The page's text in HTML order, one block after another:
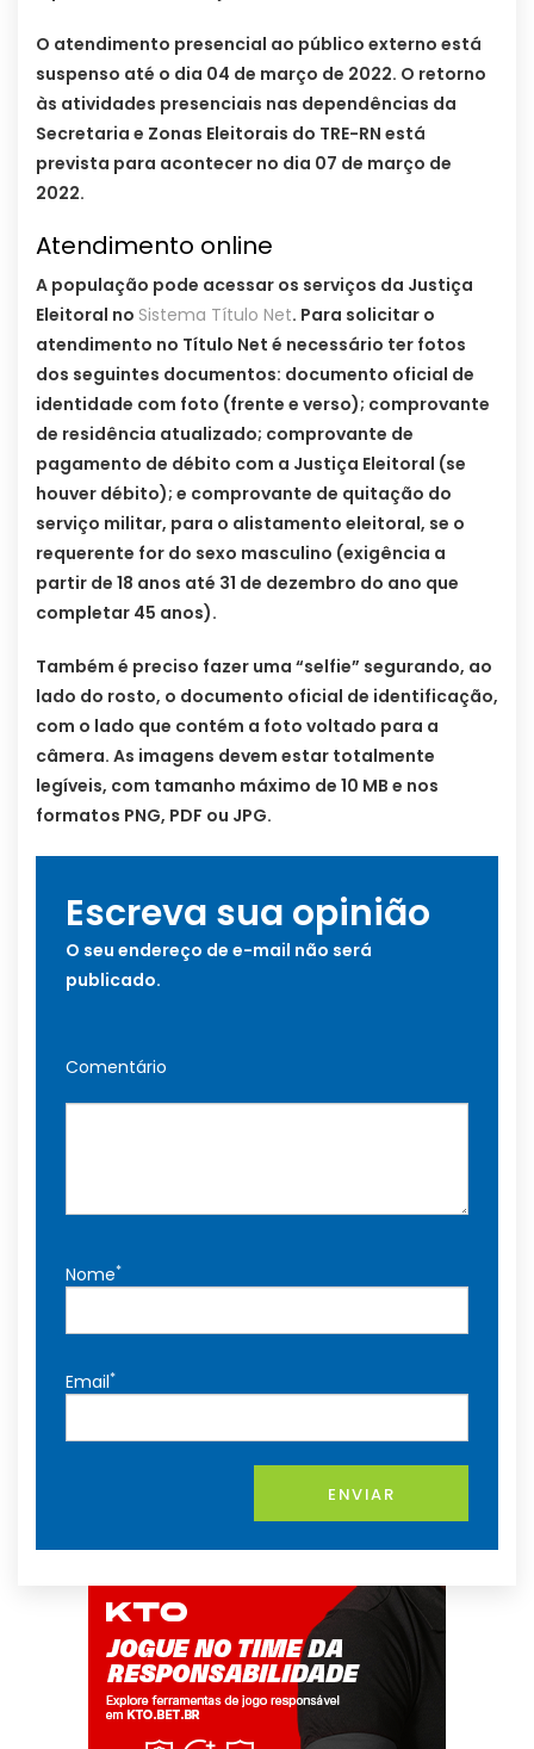
O atendimento presencial ao público externo está
suspenso até o dia 04 de março de 2022. O retorno
às atividades presenciais nas dependências da
Secretaria e Zonas Eleitorais do TRE-RN está
prevista para acontecer no dia 07 de março de
2022.
Atendimento online
A população pode acessar os serviços da Justiça
Eleitoral no Sistema Título Net. Para solicitar o
atendimento no Título Net é necessário ter fotos
dos seguintes documentos: documento oficial de
identidade com foto (frente e verso); comprovante
de residência atualizado; comprovante de
pagamento de débito com a Justiça Eleitoral (se
houver débito); e comprovante de quitação do
serviço militar, para o alistamento eleitoral, se o
requerente for do sexo masculino (exigência a
partir de 18 anos até 31 de dezembro do ano que
completar 45 anos).
Também é preciso fazer uma “selfie” segurando, ao
lado do rosto, o documento oficial de identificação,
com o lado que contém a foto voltado para a
câmera. As imagens devem estar totalmente
legíveis, com tamanho máximo de 10 MB e nos
formatos PNG, PDF ou JPG.
Escreva sua opinião
O seu endereço de e-mail não será
publicado.
Comentário
Nome*
Email*
ENVIAR